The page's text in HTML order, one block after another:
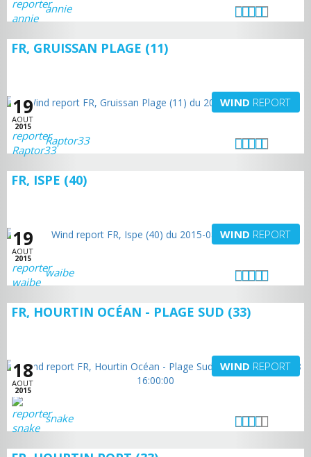
annie
FR, GRUISSAN PLAGE (11)
19
AOUT
2015
WIND REPORT
Raptor33
FR, ISPE (40)
19
AOUT
2015
WIND REPORT
waibe
FR, HOURTIN OCÉAN - PLAGE SUD (33)
18
AOUT
2015
WIND REPORT
snake